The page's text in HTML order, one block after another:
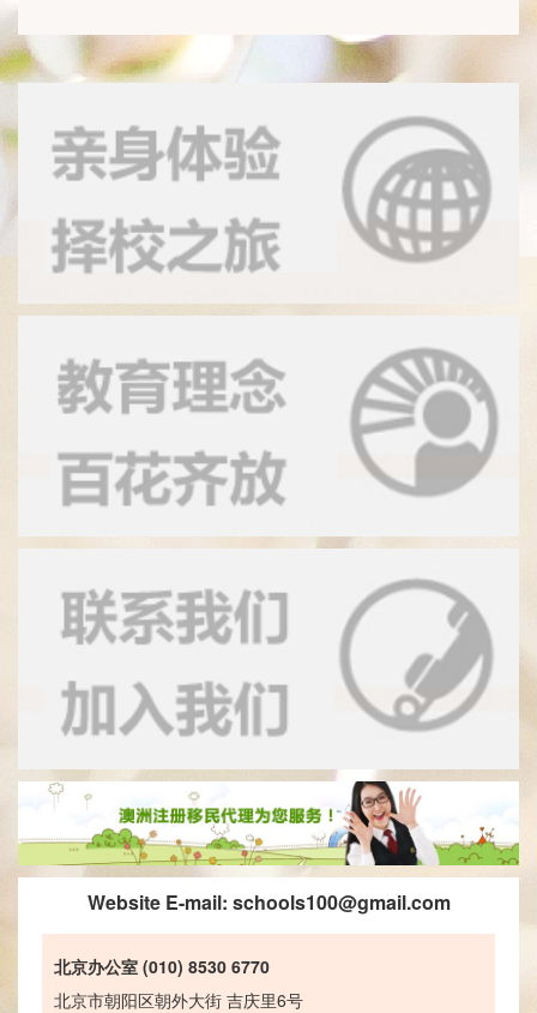
Website E-mail: schools100@gmail.com
北京办公室 (010) 8530 6770
北京市朝阳区朝外大街 吉庆里6号